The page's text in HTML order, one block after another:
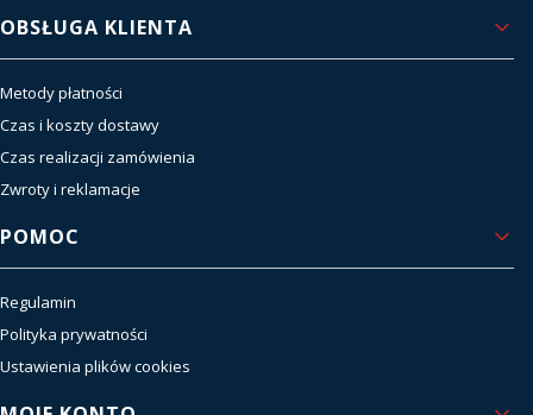
OBSŁUGA KLIENTA
Metody płatności
Czas i koszty dostawy
Czas realizacji zamówienia
Zwroty i reklamacje
POMOC
Regulamin
Polityka prywatności
Ustawienia plików cookies